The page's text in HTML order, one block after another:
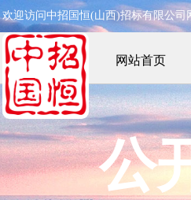
欢迎访问中招国恒(山西)招标有限公司
网站首页
公